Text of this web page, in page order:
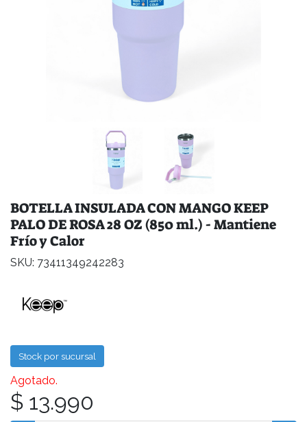
BOTELLA INSULADA CON MANGO KEEP
PALO DE ROSA 28 OZ (850 ml.) - Mantiene
Frío y Calor
SKU: 73411349242283
Stock por sucursal
Agotado.
$ 13.990